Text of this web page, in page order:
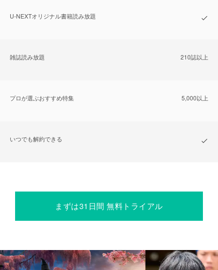
U-NEXTオリジナル書籍読み放題
雑誌読み放題 210誌以上
プロが選ぶおすすめ特集 5,000以上
いつでも解約できる
まずは31日間 無料トライアル